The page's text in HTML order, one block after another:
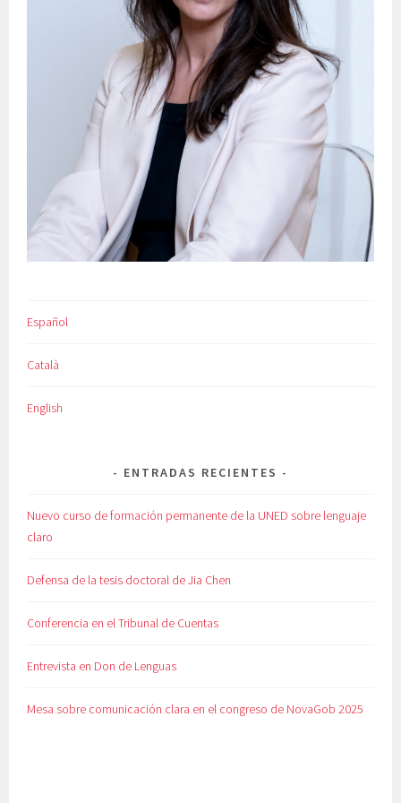
Español
Català
English
ENTRADAS RECIENTES
Nuevo curso de formación permanente de la UNED sobre lenguaje
claro
Defensa de la tesis doctoral de Jia Chen
Conferencia en el Tribunal de Cuentas
Entrevista en Don de Lenguas
Mesa sobre comunicación clara en el congreso de NovaGob 2025